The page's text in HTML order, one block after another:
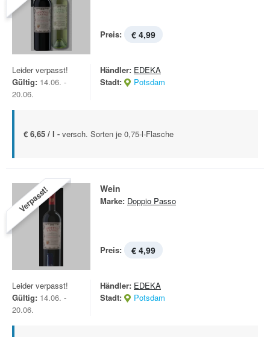
Preis: € 4,99
Leider verpasst!
Gültig: 14.06. -
20.06.
Händler: EDEKA
Stadt:
Potsdam
€ 6,65 / l - versch. Sorten je 0,75-l-Flasche
Verpasst! Wein
Marke: Doppio Passo
Preis: € 4,99
Leider verpasst!
Gültig: 14.06. -
20.06.
Händler: EDEKA
Stadt:
Potsdam